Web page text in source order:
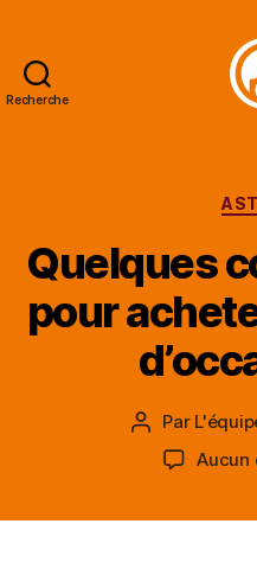
Recherche
Quelques
pour
Auteur
l’article
Par
Aucun